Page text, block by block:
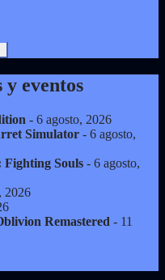
eventos
- 6 agosto, 2026
Simulator - 6 agosto,
Souls - 6 agosto,
2026
Remastered - 11